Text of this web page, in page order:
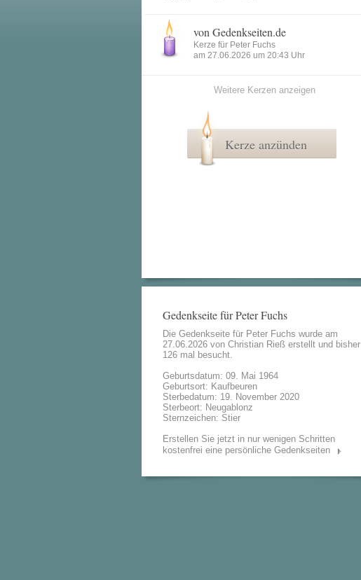
von Gedenkseiten.de
Kerze für Peter Fuchs
am 27.06.2026 um 20:43 Uhr
Weitere Kerzen anzeigen
Kerze anzünden
Gedenkseite für Peter Fuchs
Die Gedenkseite für Peter Fuchs wurde am
27.06.2026 von Christian Rieß erstellt und bisher
126 mal besucht.
Geburtsdatum: 09. Mai 1964
Geburtsort: Kaufbeuren
Sterbedatum: 19. November 2020
Sterbeort: Neugablonz
Sternzeichen: Stier
Erstellen Sie jetzt in nur wenigen Schritten
kostenfrei eine persönliche Gedenkseiten